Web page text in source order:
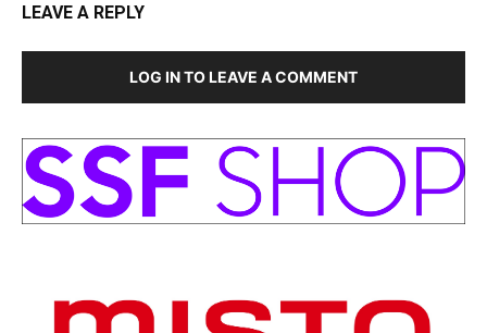
LEAVE A REPLY
LOG IN TO LEAVE A COMMENT